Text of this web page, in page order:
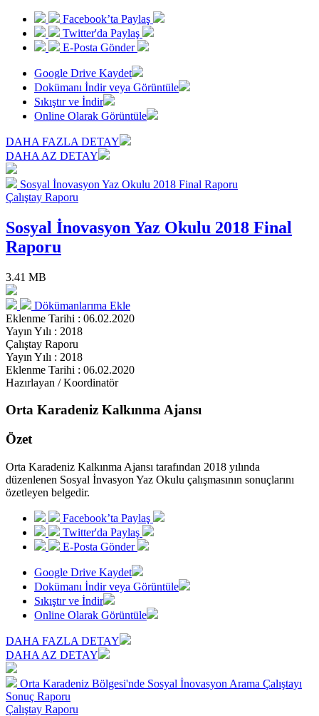
Facebook’ta Paylaş
Twitter'da Paylaş
E-Posta Gönder
Google Drive Kaydet
Dokümanı İndir veya Görüntüle
Sıkıştır ve İndir
Online Olarak Görüntüle
DAHA FAZLA DETAY
DAHA AZ DETAY
Sosyal İnovasyon Yaz Okulu 2018 Final Raporu
Çalıştay Raporu
Sosyal İnovasyon Yaz Okulu 2018 Final
Raporu
3.41 MB
Dökümanlarıma Ekle
Eklenme Tarihi : 06.02.2020
Yayın Yılı : 2018
Çalıştay Raporu
Yayın Yılı : 2018
Eklenme Tarihi : 06.02.2020
Hazırlayan / Koordinatör
Orta Karadeniz Kalkınma Ajansı
Özet
Orta Karadeniz Kalkınma Ajansı tarafından 2018 yılında
düzenlenen Sosyal İnvasyon Yaz Okulu çalışmasının sonuçlarını
özetleyen belgedir.
Facebook’ta Paylaş
Twitter'da Paylaş
E-Posta Gönder
Google Drive Kaydet
Dokümanı İndir veya Görüntüle
Sıkıştır ve İndir
Online Olarak Görüntüle
DAHA FAZLA DETAY
DAHA AZ DETAY
Orta Karadeniz Bölgesi'nde Sosyal İnovasyon Arama Çalıştayı
Sonuç Raporu
Çalıştay Raporu